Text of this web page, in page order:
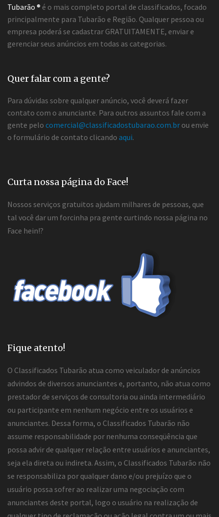
Tubarão ® é o mais completo portal de classificados, focado
principalmente para Tubarão e Região. Qualquer pessoa ou
empresa poderá se cadastrar GRATUITAMENTE, enviar e
gerenciar seus anúncios em todas as categorias.
Quer falar com a gente?
Para dúvidas sobre qualquer anúncio, você deverá fazer
contato com o anunciante. Para outros assuntos fale com a
gente pelo comercial@classificadostubarao.com.br ou envie
o formulário de contato clicando aqui.
Curta nossa página do Face!
Nossos serviços gratuitos ajudam milhares de pessoas, que
tal você dar um forcinha pra gente curtindo nossa página no
Face hein!?
Fique atento!
O Classificados Tubarão atua como veiculador de anúncios
advindos de diversos anunciantes e, portanto, não atua como
prestador de serviços de consultoria ou ainda intermediário
ou participante em nenhum negócio entre os usuários e
anunciantes. Dessa forma, o Classificados Tubarão não
assume responsabilidade por nenhuma conseqüência que
possa advir de qualquer relação entre usuários e anunciantes,
seja ela direta ou indireta. Assim, o Classificados Tubarão não
se responsabiliza por qualquer dano e/ou prejuízo que o
usuário possa sofrer ao realizar uma negociação com
anunciantes deste portal, logo o usuário na realização de